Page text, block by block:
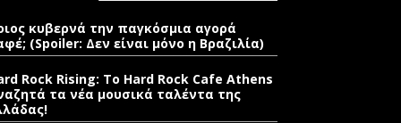
κυβερνά την παγκόσμια αγορά
(Spoiler: Δεν είναι μόνο η Βραζιλία)
Rock Rising: Το Hard Rock Cafe Athens
τα νέα μουσικά ταλέντα της